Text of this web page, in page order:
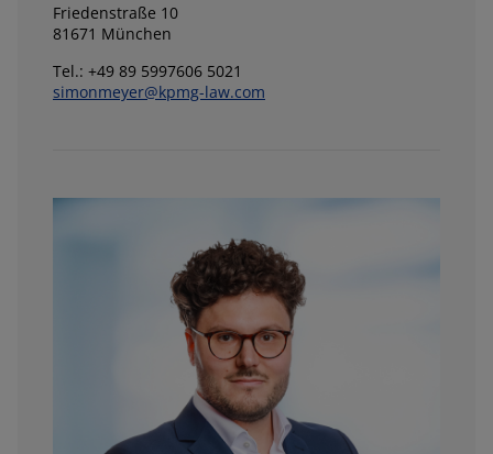
Friedenstraße 10
81671 München
Tel.: +49 89 5997606 5021
simonmeyer@kpmg-law.com